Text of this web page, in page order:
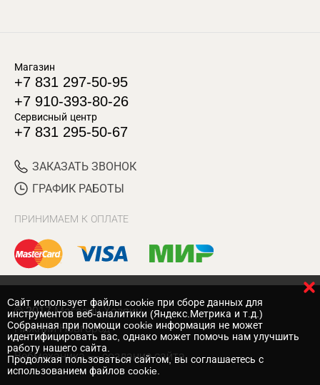
Магазин
+7 831 297-50-95
+7 910-393-80-26
Сервисный центр
+7 831 295-50-67
ЗАКАЗАТЬ ЗВОНОК
ГРАФИК РАБОТЫ
ПРИНИМАЕМ К ОПЛАТЕ
© 2017 Магазин Хозяин
Нижний Новгород
Вебмеханика — создание сайта
Cайт использует файлы cookie при сборе данных для
инструментов веб-аналитики (Яндекс.Метрика и т.д.)
Собранная при помощи cookie информация не может
идентифицировать вас, однако может помочь нам улучшить
работу нашего сайта.
Продолжая пользоваться сайтом, вы соглашаетесь с
использованием файлов cookie.